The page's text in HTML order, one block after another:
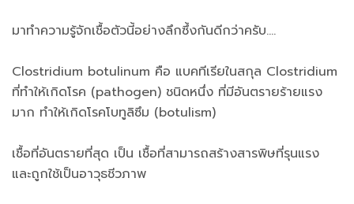
มาทำความรู้จักเชื้อตัวนี้อย่างลึกซึ้งกันดีกว่าครับ....
Clostridium botulinum คือ แบคทีเรียในสกุล Clostridium
ที่ทำให้เกิดโรค (pathogen) ชนิดหนึ่ง ที่มีอันตรายร้ายแรง
มาก ทำให้เกิดโรคโบทูลิซึม (botulism)
เชื้อที่อันตรายที่สุด เป็น เชื้อที่สามารถสร้างสารพิษที่รุนแรง
และถูกใช้เป็นอาวุธชีวภาพ